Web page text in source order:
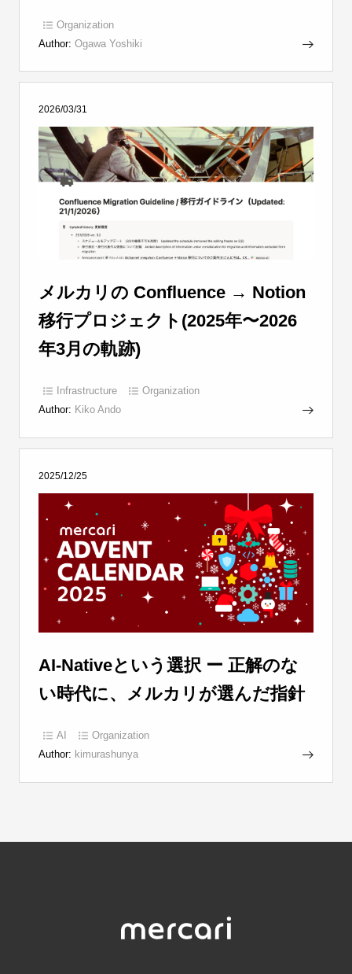
Organization
Author: Ogawa Yoshiki
2026/03/31
メルカリの Confluence → Notion
移行プロジェクト(2025年〜2026
年3月の軌跡)
Infrastructure
Organization
Author: Kiko Ando
2025/12/25
AI-Nativeという選択 ー 正解のな
い時代に、メルカリが選んだ指針
AI
Organization
Author: kimurashunya